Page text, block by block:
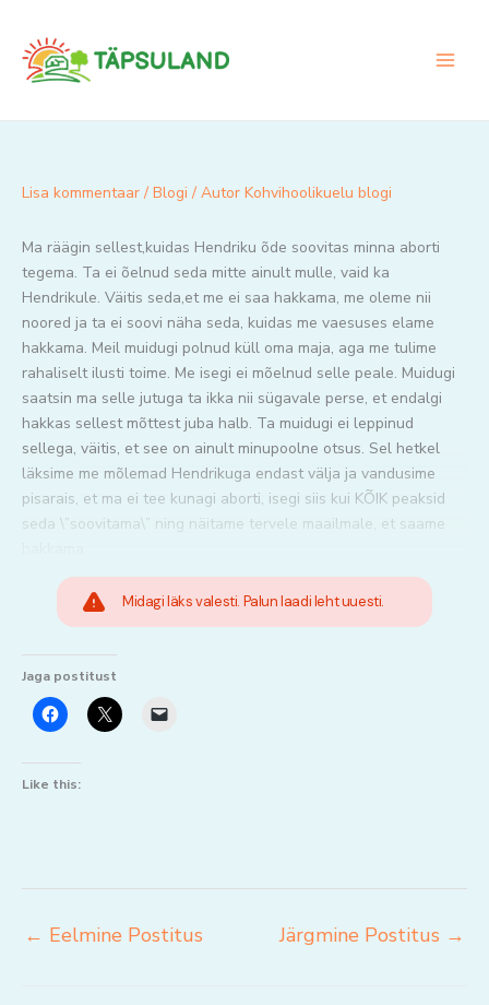
content
Lisa kommentaar / Blogi / Autor Kohvihoolikuelu blogi
Ma räägin sellest,kuidas Hendriku õde soovitas minna aborti
tegema. Ta ei õelnud seda mitte ainult mulle, vaid ka
Hendrikule. Väitis seda,et me ei saa hakkama, me oleme nii
noored ja ta ei soovi näha seda, kuidas me vaesuses elame
hakkama. Meil muidugi polnud küll oma maja, aga me tulime
rahaliselt ilusti toime. Me isegi ei mõelnud selle peale. Muidugi
saatsin ma selle jutuga ta ikka nii sügavale perse, et endalgi
hakkas sellest mõttest juba halb. Ta muidugi ei leppinud
sellega, väitis, et see on ainult minupoolne otsus. Sel hetkel
läksime me mõlemad Hendrikuga endast välja ja vandusime
pisarais, et ma ei tee kunagi aborti, isegi siis kui KÕIK peaksid
seda \”soovitama\” ning näitame tervele maailmale, et saame
Midagi läks valesti. Palun laadi leht uuesti.
Jaga postitust
Like this:
← Eelmine Postitus Järgmine Postitus →